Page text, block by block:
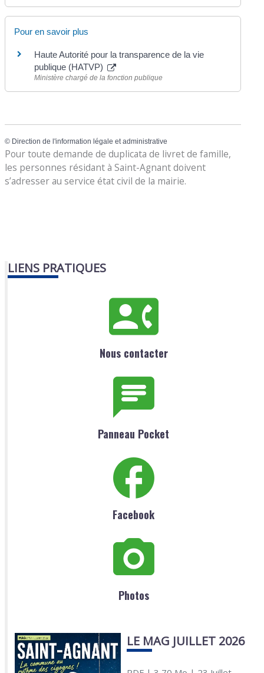
Pour en savoir plus
Haute Autorité pour la transparence de la vie
publique (HATVP)
Ministère chargé de la fonction publique
© Direction de l'information légale et administrative
Pour toute demande de duplicata de livret de famille,
les personnes résidant à Saint-Agnant doivent
s’adresser au service état civil de la mairie.
LIENS PRATIQUES
Nous contacter
Panneau Pocket
Facebook
Photos
LE MAG JUILLET 2026